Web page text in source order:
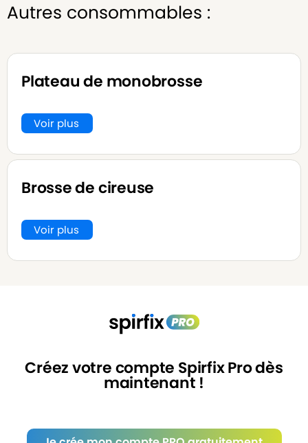
Autres consommables :
Plateau de monobrosse
Voir plus
Brosse de cireuse
Voir plus
Créez votre compte Spirfix Pro dès
maintenant !